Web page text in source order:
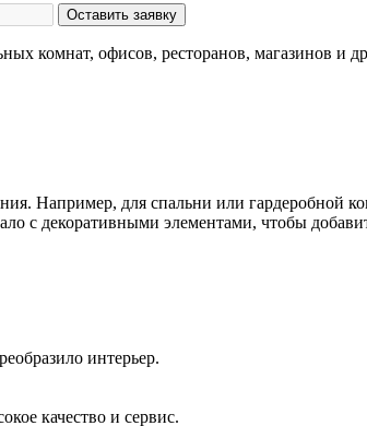
Оставить заявку
комнат, офисов, ресторанов, магазинов и
Например, для спальни или гардеробной
с декоративными элементами, чтобы
интерьер.
качество и сервис.